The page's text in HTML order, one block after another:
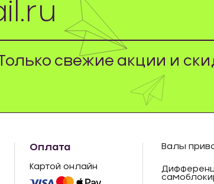
Только свежие акции и
Оплата
Картой онлайн
Валы